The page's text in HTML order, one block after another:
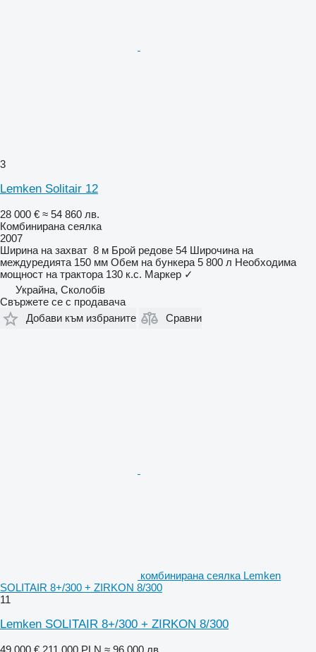
3
Lemken Solitair 12
28 000 € ≈ 54 860 лв.
Комбинирана сеялка
2007
Ширина на захват 8 м Брой редове 54 Широчина на
междуредията 150 мм Обем на бункера 5 800 л Необходима
мощност на трактора 130 к.с. Маркер ✓
Украйна, Сколобів
Свържете се с продавача
Добави към избраните
Сравни
комбинирана сеялка Lemken
SOLITAIR 8+/300 + ZIRKON 8/300
11
Lemken SOLITAIR 8+/300 + ZIRKON 8/300
49 000 € 211 000 PLN ≈ 96 000 лв.